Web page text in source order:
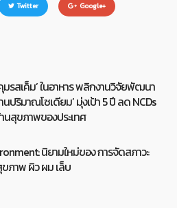
Twitter Google+
มรสเค็ม’ ในอาหาร พลิกงานวิจัยพัฒนา
ปริมาณโซเดียม’ มุ่งเป้า 5 ปี ลด NCDs
นสุขภาพของประเทศ
นิยามใหม่ของ การจัดสภาวะ
ภาพ ผิว ผม เล็บ